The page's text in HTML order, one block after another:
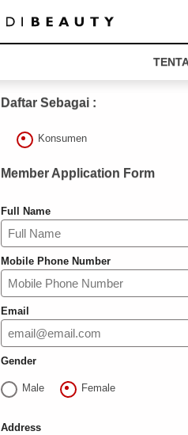
Daftar Sebagai :
Konsumen
Member Application Form
Full Name
Mobile Phone Number
Email
Gender
Male Female
Address